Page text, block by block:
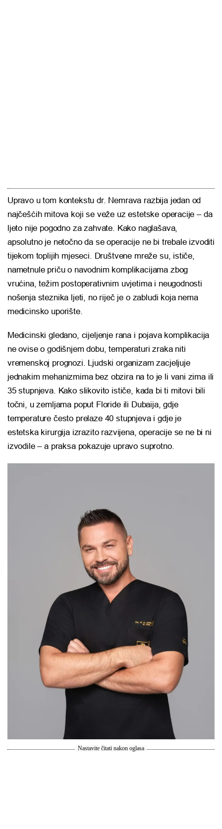
Upravo u tom kontekstu dr. Nemrava razbija jedan od
najčešćih mitova koji se veže uz estetske operacije – da
ljeto nije pogodno za zahvate. Kako naglašava,
apsolutno je netočno da se operacije ne bi trebale izvoditi
tijekom toplijih mjeseci. Društvene mreže su, ističe,
nametnule priču o navodnim komplikacijama zbog
vrućina, težim postoperativnim uvjetima i neugodnosti
nošenja steznika ljeti, no riječ je o zabludi koja nema
medicinsko uporište.
Medicinski gledano, cijeljenje rana i pojava komplikacija
ne ovise o godišnjem dobu, temperaturi zraka niti
vremenskoj prognozi. Ljudski organizam zacjeljuje
jednakim mehanizmima bez obzira na to je li vani zima ili
35 stupnjeva. Kako slikovito ističe, kada bi ti mitovi bili
točni, u zemljama poput Floride ili Dubaija, gdje
temperature često prelaze 40 stupnjeva i gdje je
estetska kirurgija izrazito razvijena, operacije se ne bi ni
izvodile – a praksa pokazuje upravo suprotno.
Nastavite čitati nakon oglasa